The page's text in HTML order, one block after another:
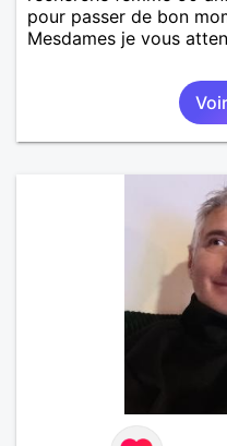
pour passer de bon
Mesdames je vous